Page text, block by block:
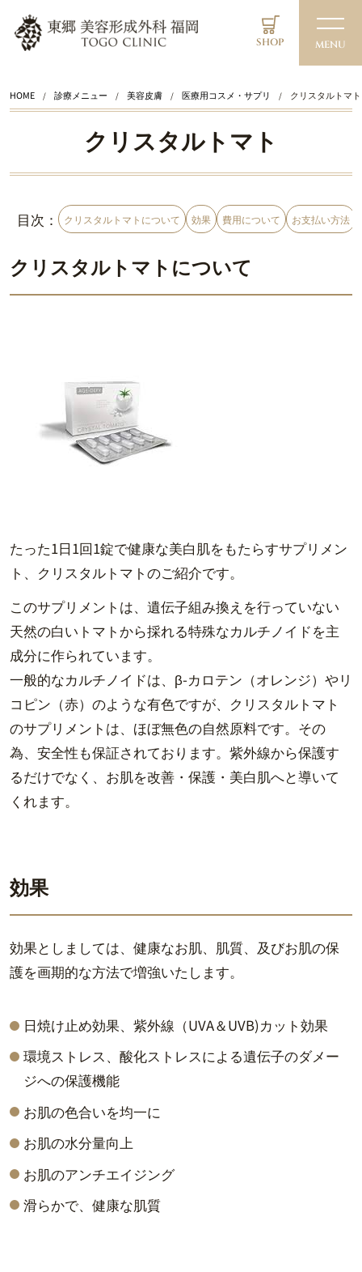
SHOP MENU
HOME 診療メニュー 美容皮膚 医療用コスメ・サプリ クリスタルトマト
クリスタルトマト
目次： クリスタルトマトについて 効果 費用について お支払い方法
クリスタルトマトについて
たった1日1回1錠で健康な美白肌をもたらすサプリメン
ト、クリスタルトマトのご紹介です。
このサプリメントは、遺伝子組み換えを行っていない
天然の白いトマトから採れる特殊なカルチノイドを主
成分に作られています。
一般的なカルチノイドは、β-カロテン（オレンジ）やリ
コピン（赤）のような有色ですが、クリスタルトマト
のサプリメントは、ほぼ無色の自然原料です。その
為、安全性も保証されております。紫外線から保護す
るだけでなく、お肌を改善・保護・美白肌へと導いて
くれます。
効果
効果としましては、健康なお肌、肌質、及びお肌の保
護を画期的な方法で増強いたします。
日焼け止め効果、紫外線（UVA＆UVB)カット効果
環境ストレス、酸化ストレスによる遺伝子のダメー
ジへの保護機能
お肌の色合いを均一に
お肌の水分量向上
お肌のアンチエイジング
滑らかで、健康な肌質